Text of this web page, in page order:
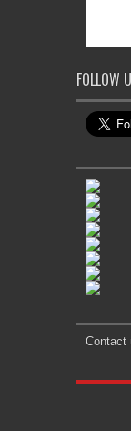
FOLLOW
Contact